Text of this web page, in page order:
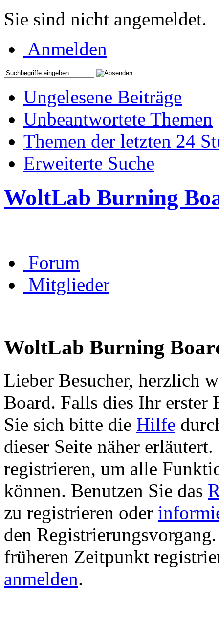
Sie sind nicht angemeldet.
Anmelden
Ungelesene Beiträge
Unbeantwortete Themen
Themen der letzten 24
Erweiterte Suche
WoltLab Burning
Forum
Mitglieder
WoltLab Burning
Lieber Besucher, herzlich
Board. Falls dies Ihr erster
Sie sich bitte die Hilfe
dieser Seite näher
registrieren, um alle
können. Benutzen Sie das
zu registrieren oder
den
früheren Zeitpunkt
anmelden.